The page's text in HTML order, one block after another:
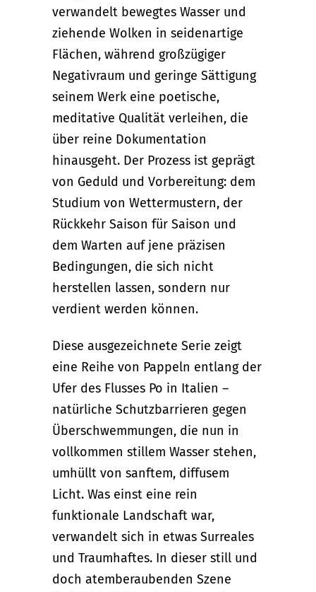
verwandelt bewegtes Wasser und
ziehende Wolken in seidenartige
Flächen, während großzügiger
Negativraum und geringe Sättigung
seinem Werk eine poetische,
meditative Qualität verleihen, die
über reine Dokumentation
hinausgeht. Der Prozess ist geprägt
von Geduld und Vorbereitung: dem
Studium von Wettermustern, der
Rückkehr Saison für Saison und
dem Warten auf jene präzisen
Bedingungen, die sich nicht
herstellen lassen, sondern nur
verdient werden können.
Diese ausgezeichnete Serie zeigt
eine Reihe von Pappeln entlang der
Ufer des Flusses Po in Italien –
natürliche Schutzbarrieren gegen
Überschwemmungen, die nun in
vollkommen stillem Wasser stehen,
umhüllt von sanftem, diffusem
Licht. Was einst eine rein
funktionale Landschaft war,
verwandelt sich in etwas Surreales
und Traumhaftes. In dieser still und
doch atemberaubenden Szene